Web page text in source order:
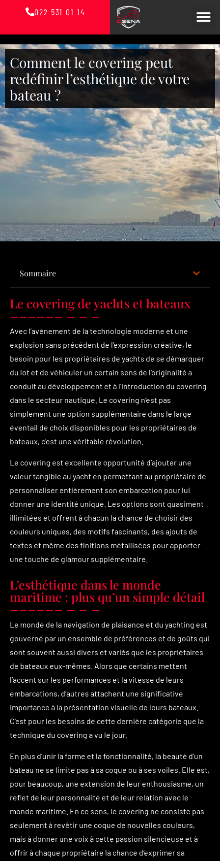
022 531 01 14
Comment le covering peut
redéfinir l’esthétique de votre
bateau ?
Sommaire
Le covering de yachts et bateaux
Avec l’avènement de la technologie moderne et une
explosion sans précédent de l’expression créative, le
besoin pour les propriétaires de yachts de se démarquer
du lot et de véhiculer un certain sens de l’originalité a
conduit au développement et à l’introduction du covering
dans le secteur nautique. Le covering n’est pas
simplement une option supplémentaire dans le large
éventail de choix disponibles pour les propriétaires de
bateaux, c’est une véritable révolution.
Le covering est excellente opportunité d’ajouter une
valeur tangible au yacht en permettant au propriétaire de
personnaliser entièrement son embarcation pour lui
donner une identité unique. Les options sont quasiment
illimitées et offrent à chacun la chance de choisir des
couleurs uniques, des motifs fascinants, des ajouts de
textes et même des finitions métallisées pour apporter
une touche de glamour supplémentaire.
L’esthétique dans le monde
maritime : plus qu’un simple détail
Le monde de la navigation de plaisance et du yachting est
gouverné par un ensemble de préférences et de goûts qui
sont souvent aussi divers et variés que les propriétaires
de bateaux eux-mêmes. Alors que certains mettent
l’accent sur les performances et la vitesse de leurs
embarcations, d’autres attachent une significative
importance à la présentation visuelle de leurs bateaux.
C’est pour les besoins de cette dernière catégorie que la
technique du covering a vu le jour.
En plus d’unir la forme et la fonctionnalité, la beauté d’un
bateau ne se limite pas à sa coque ou à ses voiles. Elle est,
pour beaucoup, une extension de leur enthousiasme, un
reflet de leur personnalité et de leur relation avec le
monde maritime. En ce sens, le covering ne consiste pas
seulement à revêtir une coque de nouvelles couleurs,
mais à donner une voix à cette passion silencieuse et à
offrir à chaque propriétaire la chance d’exprimer sa